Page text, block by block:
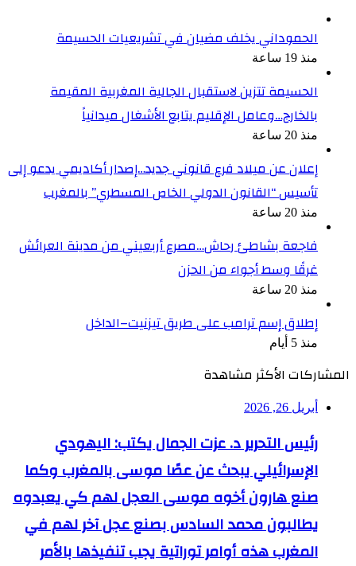
الحموداني يخلف مضيان في تشريعيات الحسيمة
منذ 19 ساعة
الحسيمة تتزين لاستقبال الجالية المغربية المقيمة
بالخارج…وعامل الإقليم يتابع الأشغال ميدانياً
منذ 20 ساعة
إعلان عن ميلاد فرع قانوني جديد…إصدار أكاديمي يدعو إلى
تأسيس “القانون الدولي الخاص المسطري” بالمغرب
منذ 20 ساعة
فاجعة بشاطئ رحاش…مصرع أربعيني من مدينة العرائش
غرقًا وسط أجواء من الحزن
منذ 20 ساعة
إطلاق إسم ترامب على طريق تيزنيت–الداخل
منذ 5 أيام
المشاركات الأكثر مشاهدة
أبريل 26, 2026
رئيس التحرير د. عزت الجمال يكتب: اليهودي
الإسرائيلي يبحث عن عصًا موسى بالمغرب وكما
صنع هارون أخوه موسى العجل لهم كي يعبدوه
يطالبون محمد السادس بصنع عجل آخر لهم في
المغرب هذه أوامر توراتية يجب تنفيذها بالأمر